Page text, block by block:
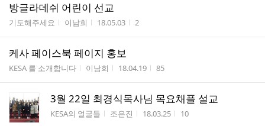
방글라데쉬 어린이 선교
게시판명
기도해주세요 작성자
이남희 작성시간
18.05.03 조회수
2
케사 페이스북 페이지 홍보
게시판명
KESA 를 소개합니다 작성자
이남희 작성시간
18.04.19 조회수
85
3월 22일 최경식목사님 목요채플 설교
게시판명
KESA의 얼굴들 작성자
조은진 작성시간
18.03.25 조회수
10